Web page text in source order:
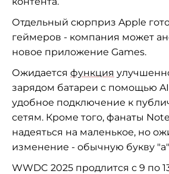
Отдельный сюрприз Apple
геймеров - компания может
новое приложение Games.
Ожидается функция
зарядом батареи с помощью
удобное подключение к
сетям. Кроме того, фанаты
надеяться на маленькое, но
изменение - обычную букву
WWDC 2025 продлится с 9 по